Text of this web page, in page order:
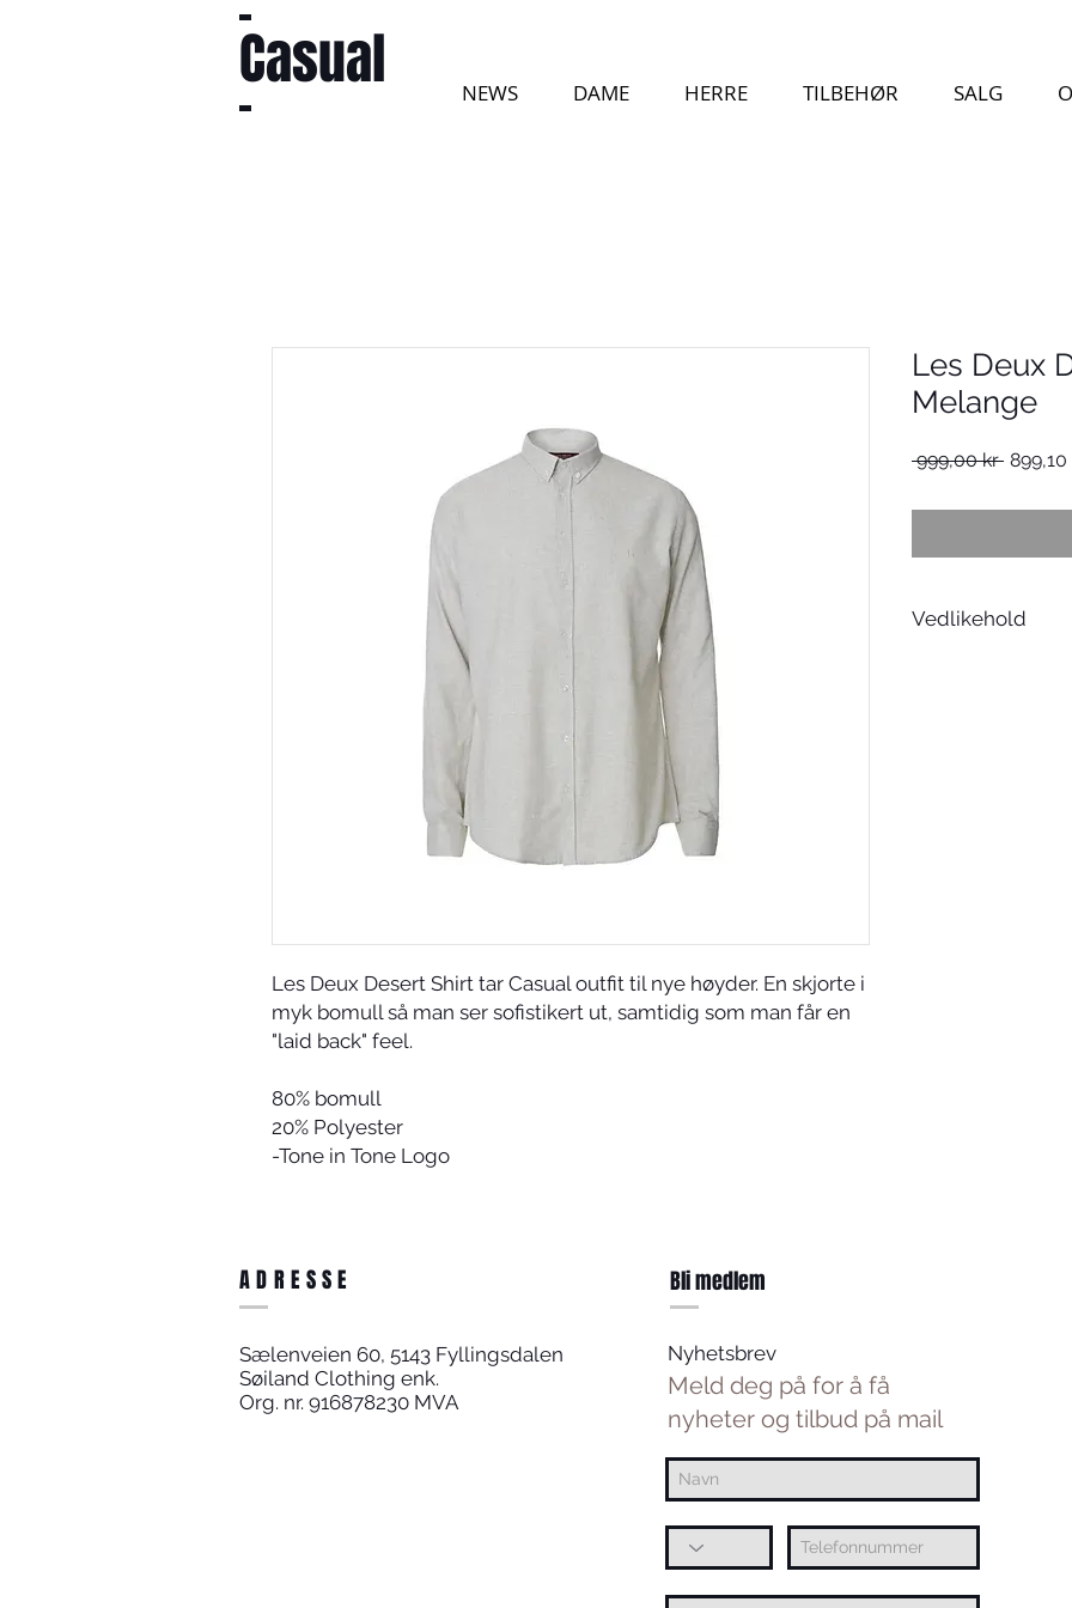
Casual NEWS DAME HERRE TILBEHØR SALG
Les Deux Desert Shirt tar Casual outfit til nye høyder. En skjorte i
myk bomull så man ser sofistikert ut, samtidig som man får en
"laid back" feel.
80% bomull
20% Polyester
-Tone in Tone Logo
Les Deux
Melange
999,00 kr Vanlig
899,10
Vedlikehold
ADRESSE Bli medlem
Sælenveien 60, 5143 Fyllingsdalen
Søiland Clothing enk.
Org. nr. 916878230 MVA
Nyhetsbrev
Meld deg på for å få
nyheter og tilbud på mail